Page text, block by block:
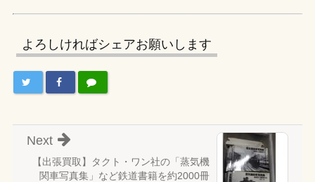
よろしければシェアお願いします
【出張買取】タクト・ワン社の「蒸気機
関車写真集」など鉄道書籍を約2000冊
Next